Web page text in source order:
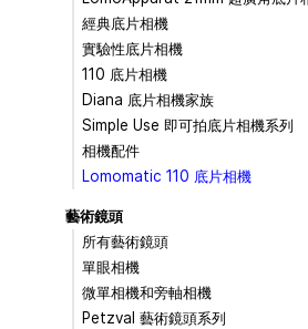
經典底片相機
實驗性底片相機
110 底片相機
Diana 底片相機家族
Simple Use 即可拍底片相機系列
相機配件
Lomomatic 110 底片相機
藝術鏡頭
所有藝術鏡頭
單眼相機
微單相機和旁軸相機
Petzval 藝術鏡頭系列